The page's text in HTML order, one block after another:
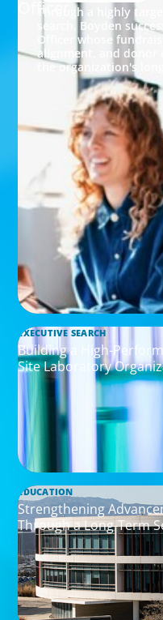
Officer
Through a highly
search, Boyden
Officer whose
alignment, and donor
the organization's
EXECUTIVE SEARCH
Building a High-
Site Laboratory
EDUCATION
Strengthening
Through a Long-Term